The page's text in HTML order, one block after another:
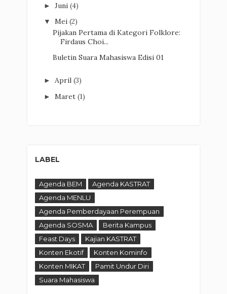
► Juni (4)
▼ Mei (2)
Pijakan Pertama di Kategori Folklore:
Firdaus Choi...
Buletin Suara Mahasiswa Edisi 01
► April (3)
► Maret (1)
LABEL
Agenda BEM
Agenda KASTRAT
Agenda MENLU
Agenda Pemberdayaan Perempuan
Agenda SOSMA
Berita Kampus
Feast Days
Kajian KASTRAT
Konten Ekotif
Konten Kominfo
Konten MIKAT
Pamit Undur Diri
Suara Mahasiswa